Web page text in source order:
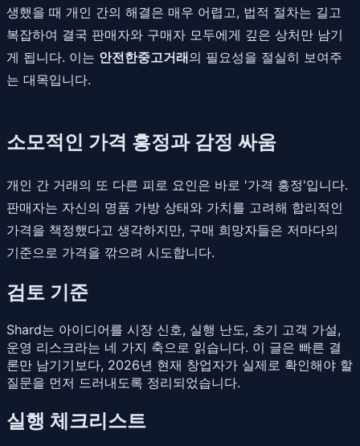
생했을 때 개인 간의 해결은 매우 어렵고, 법적 절차는 길고
복잡하여 결국 판매자와 구매자 모두에게 깊은 상처만 남기
게 됩니다. 이는 안전한중고거래의 필요성을 절실히 보여주
는 대목입니다.
소모적인 가격 흥정과 감정 싸움
개인 간 거래의 또 다른 피로 요인은 바로 '가격 흥정'입니다.
판매자는 자신의 명품 가방 상태와 가치를 고려해 합리적인
가격을 책정했다고 생각하지만, 구매 희망자들은 저마다의
기준으로 가격을 깎으려 시도합니다.
검토 기준
Shard는 아이디어를 시장 신호, 실행 난도, 초기 고객 가설,
운영 리스크라는 네 가지 축으로 읽습니다. 이 글은 빠른 결
론만 남기기보다, 2026년 현재 창업자가 실제로 확인해야 할
질문을 먼저 드러내도록 정리되었습니다.
실행 체크리스트